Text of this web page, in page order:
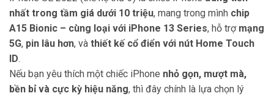
nhất trong tầm giá dưới 10 triệu, mang trong mình chip
A15 Bionic – cùng loại với iPhone 13 Series, hỗ trợ mạng
5G, pin lâu hơn, và thiết kế cổ điển với nút Home Touch
ID.
Nếu bạn yêu thích một chiếc iPhone nhỏ gọn, mượt mà,
bền bỉ và cực kỳ hiệu năng, thì đây chính là lựa chọn lý